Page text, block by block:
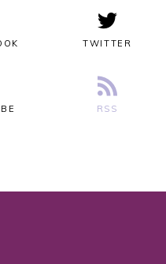
TWITTER
RSS